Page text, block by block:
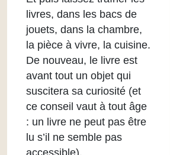
livres, dans les bacs de
jouets, dans la chambre,
la pièce à vivre, la cuisine.
De nouveau, le livre est
avant tout un objet qui
suscitera sa curiosité (et
ce conseil vaut à tout âge
: un livre ne peut pas être
lu s’il ne semble pas